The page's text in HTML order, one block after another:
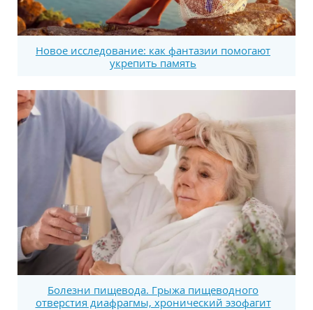
Новое исследование: как фантазии помогают
укрепить память
Болезни пищевода. Грыжа пищеводного
отверстия диафрагмы, хронический эзофагит